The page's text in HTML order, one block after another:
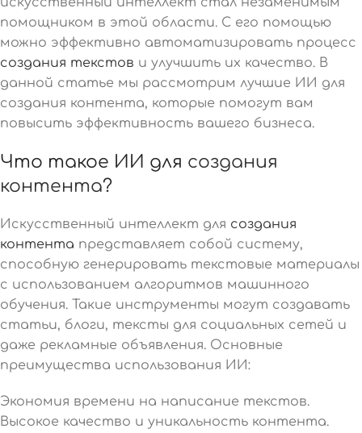
помощником в этой области. С его помощью
можно эффективно автоматизировать процесс
создания текстов и улучшить их качество. В
данной статье мы рассмотрим лучшие ИИ для
создания контента, которые помогут вам
повысить эффективность вашего бизнеса.
Что такое ИИ для создания
контента?
Искусственный интеллект для создания
контента представляет собой систему,
способную генерировать текстовые материалы
с использованием алгоритмов машинного
обучения. Такие инструменты могут создавать
статьи, блоги, тексты для социальных сетей и
даже рекламные объявления. Основные
преимущества использования ИИ:
Экономия времени на написание текстов.
Высокое качество и уникальность контента.